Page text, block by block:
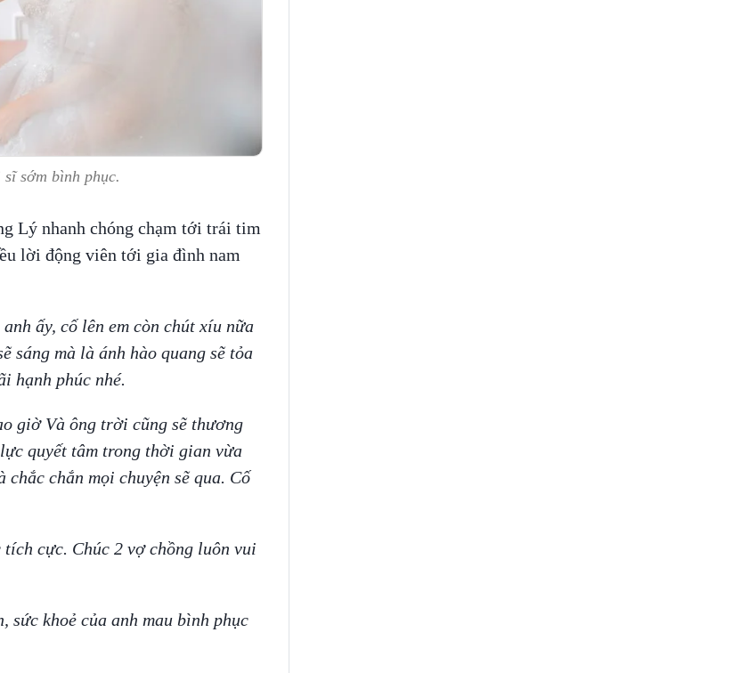
sớm bình phục.
Lý nhanh chóng chạm tới trái tim
lời động viên tới gia đình nam
ấy, cố lên em còn chút xíu nữa
sáng mà là ánh hào quang sẽ tỏa
hạnh phúc nhé.
giờ Và ông trời cũng sẽ thương
quyết tâm trong thời gian vừa
chắn mọi chuyện sẽ qua. Cố
cực. Chúc 2 vợ chồng luôn vui
sức khoẻ của anh mau bình phục